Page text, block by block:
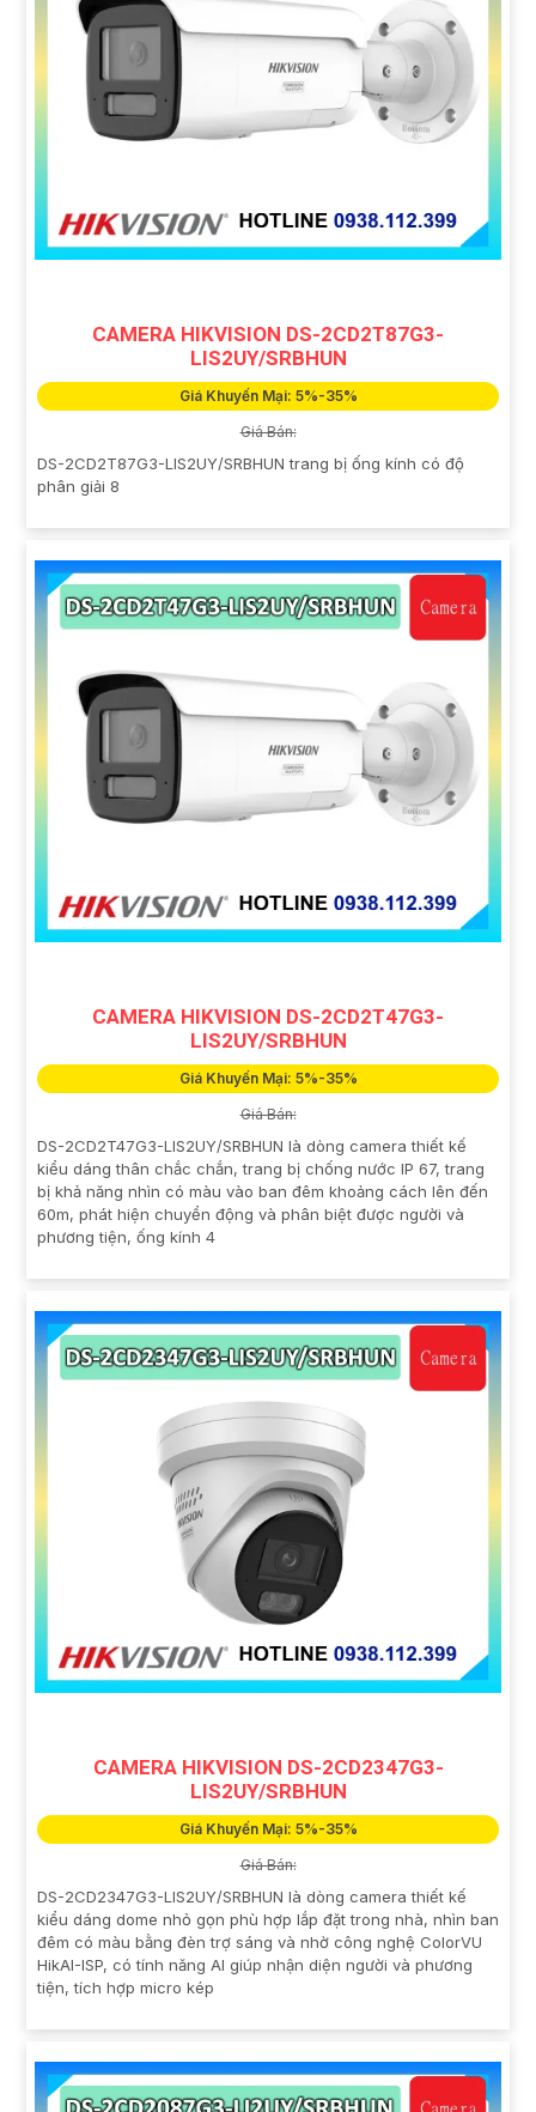
CAMERA HIKVISION DS-2CD2T87G3-
LIS2UY/SRBHUN
Giá Khuyến Mại: 5%-35%
Giá Bán:
DS-2CD2T87G3-LIS2UY/SRBHUN trang bị ống kính có độ
phân giải 8
CAMERA HIKVISION DS-2CD2T47G3-
LIS2UY/SRBHUN
Giá Khuyến Mại: 5%-35%
Giá Bán:
DS-2CD2T47G3-LIS2UY/SRBHUN là dòng camera thiết kế
kiểu dáng thân chắc chắn, trang bị chống nước IP 67, trang
bị khả năng nhìn có màu vào ban đêm khoảng cách lên đến
60m, phát hiện chuyển động và phân biệt được người và
phương tiện, ống kính 4
CAMERA HIKVISION DS-2CD2347G3-
LIS2UY/SRBHUN
Giá Khuyến Mại: 5%-35%
Giá Bán:
DS-2CD2347G3-LIS2UY/SRBHUN là dòng camera thiết kế
kiểu dáng dome nhỏ gọn phù hợp lắp đặt trong nhà, nhìn ban
đêm có màu bằng đèn trợ sáng và nhờ công nghệ ColorVU
HikAI-ISP, có tính năng AI giúp nhận diện người và phương
tiện, tích hợp micro kép